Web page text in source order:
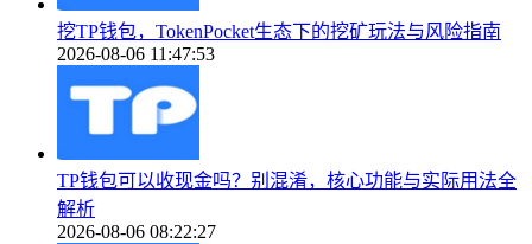
挖TP钱包，TokenPocket生态下的挖矿玩法与风险指南
2026-08-06 11:47:53
TP钱包可以收现金吗？别混淆，核心功能与实际用法全
解析
2026-08-06 08:22:27